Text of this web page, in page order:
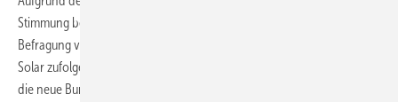
Stimmung bei den Photovoltaikunternehmen entsprechend gut. Einer
Befragung von über 100 Unternehmen der Branche durch den BSW
Solar zufolge blicken diese positiv ins neue Jahr. Dies um so mehr, da
die neue Bundesregierung Verbesserungen für die Photovoltaik